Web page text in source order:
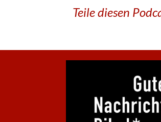
Teile diesen